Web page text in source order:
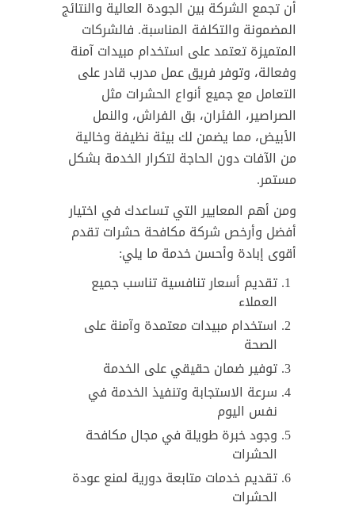
أن تجمع الشركة بين الجودة العالية والنتائج
المضمونة والتكلفة المناسبة. فالشركات
المتميزة تعتمد على استخدام مبيدات آمنة
وفعالة، وتوفر فريق عمل مدرب قادر على
التعامل مع جميع أنواع الحشرات مثل
الصراصير، الفئران، بق الفراش، والنمل
الأبيض، مما يضمن لك بيئة نظيفة وخالية
من الآفات دون الحاجة لتكرار الخدمة بشكل
مستمر.
ومن أهم المعايير التي تساعدك في اختيار
أفضل وأرخص شركة مكافحة حشرات تقدم
أقوى إبادة وأحسن خدمة ما يلي:
تقديم أسعار تنافسية تناسب جميع
العملاء
استخدام مبيدات معتمدة وآمنة على
الصحة
توفير ضمان حقيقي على الخدمة
سرعة الاستجابة وتنفيذ الخدمة في
نفس اليوم
وجود خبرة طويلة في مجال مكافحة
الحشرات
تقديم خدمات متابعة دورية لمنع عودة
الحشرات